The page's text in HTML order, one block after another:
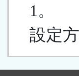
1。
設定